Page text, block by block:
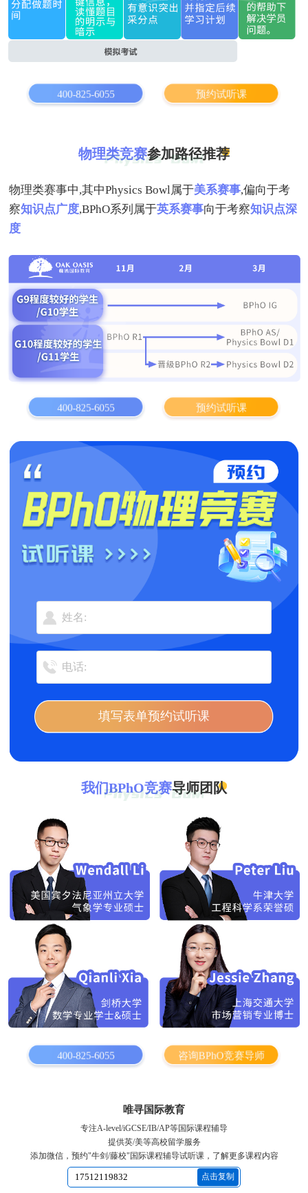
400-825-6055 预约试听课
物理类竞赛参加路径推荐
物理类赛事中,其中Physics Bowl属于美系赛事,偏向于考
察知识点广度,BPhO系列属于英系赛事向于考察知识点深
度
400-825-6055 预约试听课
填写表单预约试听课
我们BPhO竞赛导师团队
400-825-6055 咨询BPhO竞赛导师
唯寻国际教育
专注A-level/iGCSE/IB/AP等国际课程辅导
提供英/美等高校留学服务
添加微信，预约"牛剑/藤校"国际课程辅导试听课，了解更多课程内容
点击复制